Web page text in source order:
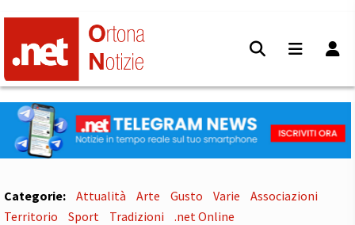
Categorie: Attualità Arte Gusto Varie
Associazioni
Territorio
Sport Tradizioni
.net Online